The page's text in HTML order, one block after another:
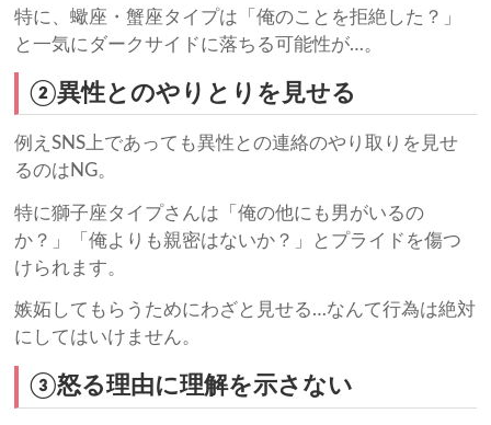
特に、蠍座・蟹座タイプは「俺のことを拒絶した？」
と一気にダークサイドに落ちる可能性が…。
②異性とのやりとりを見せる
例えSNS上であっても異性との連絡のやり取りを見せ
るのはNG。
特に獅子座タイプさんは「俺の他にも男がいるの
か？」「俺よりも親密はないか？」とプライドを傷つ
けられます。
嫉妬してもらうためにわざと見せる…なんて行為は絶対
にしてはいけません。
③怒る理由に理解を示さない